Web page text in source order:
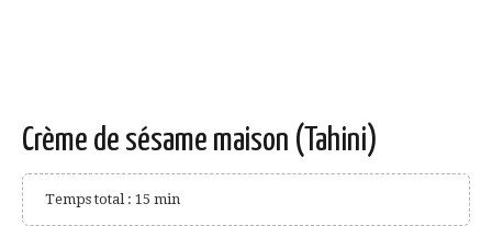
Crème de sésame maison (Tahini)
Temps total : 15 min